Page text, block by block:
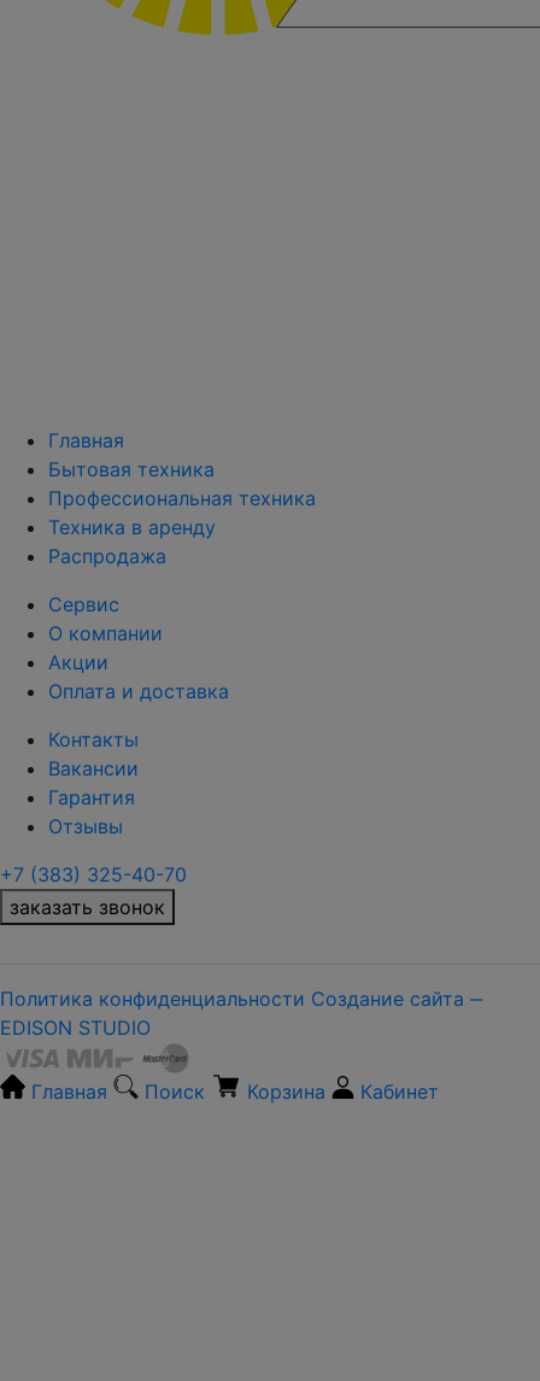
Главная
Бытовая техника
Профессиональная техника
Техника в аренду
Распродажа
Сервис
О компании
Акции
Оплата и доставка
Контакты
Вакансии
Гарантия
Отзывы
+7 (383) 325-40-70
заказать звонок
Политика конфиденциальности Создание сайта ‒
EDISON STUDIO
Главная Поиск Корзина Кабинет